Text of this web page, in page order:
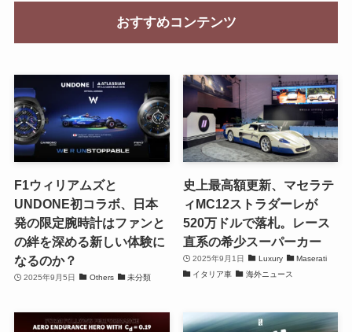
おすすめコンテンツ
F1ウィリアムズと
UNDONE初コラボ、日本
発の限定腕時計はファンと
の絆を深める新しい体験に
なるのか？
2025年9月5日 Others 未分類
史上最高額更新、マセラテ
ィMC12ストラダーレが
520万ドルで落札。レース
直系の希少スーパーカー
2025年9月1日 Luxury
Maserati
イタリア車
海外ニュース